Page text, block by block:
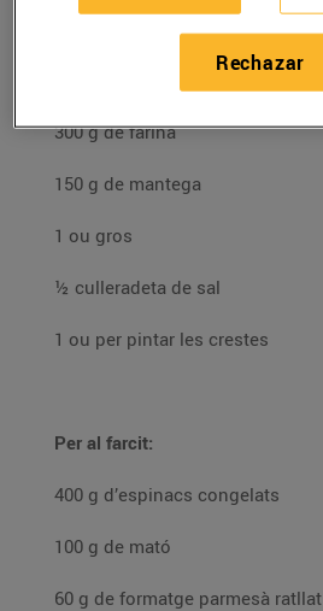
300 g de farina
150 g de mantega
1 ou gros
½ culleradeta de sal
1 ou per pintar les crestes
Per al farcit:
400 g d’espinacs congelats
100 g de mató
60 g de formatge parmesà ratllat
Rechazar